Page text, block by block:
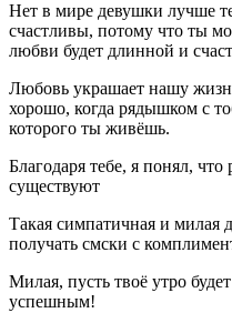
Нет в мире девушки лучше
счастливы, потому что ты
любви будет длинной и
Любовь украшает нашу
хорошо, когда рядышком с
которого ты живёшь.
Благодаря тебе, я понял,
существуют
Такая симпатичная и милая
получать смски с
Милая, пусть твоё утро
успешным!